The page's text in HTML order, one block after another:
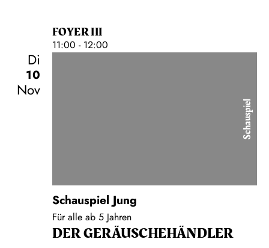
FOYER III
11:00 - 12:00
Di
10
Nov
Schauspiel
Schauspiel Jung
Für alle ab 5 Jahren
DER GERÄUSCHE­HÄNDLER